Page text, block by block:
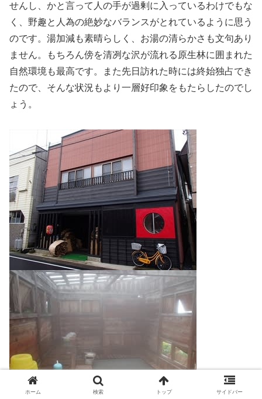
せんし、かと言って人の手が過剰に入っているわけでもな
く、野趣と人為の絶妙なバランスがとれているように思う
のです。湯加減も素晴らしく、お湯の清らかさも文句あり
ません。もちろん傍を清冽な沢が流れる原生林に囲まれた
自然環境も最高です。また先日訪れた時には終始独占でき
たので、そんな状況もより一層好印象をもたらしたのでし
ょう。
ホーム 検索 トップ サイドバー